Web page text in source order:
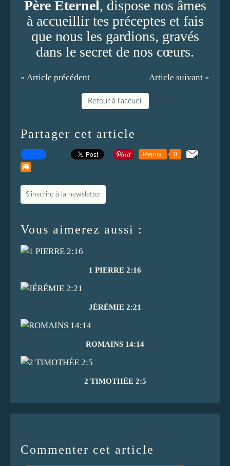
Père Éternel, dispose nos âmes
à accueillir tes préceptes et fais
que nous les gardions, gravés
dans le secret de nos cœurs.
« Article précédent Article suivant »
Retour à l'accueil
Partager cet article
Repost 0
S'inscrire à la newsletter
Vous aimerez aussi :
1 PIERRE 2:16
JÉRÉMIE 2:21
ROMAINS 14:14
2 TIMOTHÉE 2:5
Commenter cet article